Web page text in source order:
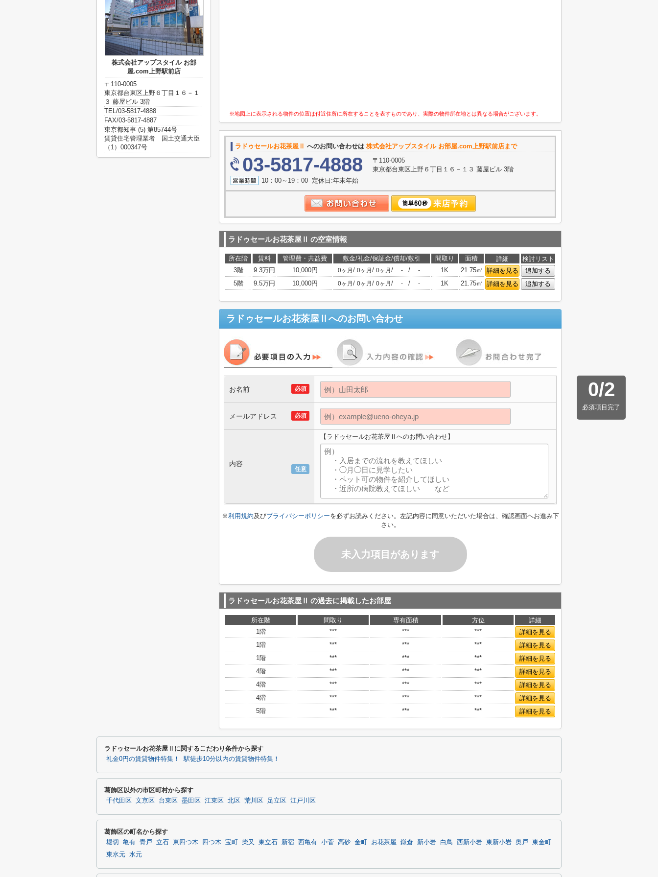
※地図上に表示される物件の位置は付近住所に所在することを表すものであり、実際の物件所在地とは異なる場合がございます。
ラドゥセールお花茶屋Ⅱ へのお問い合わせは 株式会社アップスタイル お部屋.com上野駅前店まで
03-5817-4888
〒110-0005
東京都台東区上野６丁目１６－１３ 藤屋ビル 3階
10：00～19：00 定休日:年末年始
ラドゥセールお花茶屋Ⅱ の空室情報
所在階 賃料 管理費・共益費 敷金/礼金/保証金/償却/敷引 間取り 面積 詳細
検討リスト
3階
9.3万円 10,000円 0ヶ月 / 0ヶ月 / 0ヶ月 / - / - 1K 21.75㎡ 詳細を見る
追加する
5階
9.5万円 10,000円 0ヶ月 / 0ヶ月 / 0ヶ月 / - / - 1K 21.75㎡ 詳細を見る 追加する
ラドゥセールお花茶屋Ⅱ へのお問い合わせ
0/2
必須項目完了
必須
お名前
必須
メールアドレス
任意
内容
【ラドゥセールお花茶屋Ⅱへのお問い合わせ】
※利用規約及びプライバシーポリシーを必ずお読みください。左記内容に同意いただいた場合は、確認画面へお進み下
さい。
未入力項目があります
ラドゥセールお花茶屋Ⅱ の過去に掲載したお部屋
所在階 間取り 専有面積 方位
詳細
1階
*** *** ***
詳細を見る
1階
*** *** ***
詳細を見る
1階
*** *** ***
詳細を見る
4階
*** *** ***
詳細を見る
4階
*** *** ***
詳細を見る
4階
*** *** ***
詳細を見る
5階
*** *** *** 詳細を見る
株式会社アップスタイル お部
屋.com上野駅前店
〒110-0005
東京都台東区上野６丁目１６－１
３ 藤屋ビル 3階
TEL/03-5817-4888
FAX/03-5817-4887
東京都知事 (5) 第85744号
賃貸住宅管理業者 国土交通大臣
（1）000347号
ラドゥセールお花茶屋Ⅱに関するこだわり条件から探す
礼金0円の賃貸物件特集！ 駅徒歩10分以内の賃貸物件特集！
葛飾区以外の市区町村から探す
千代田区 文京区 台東区 墨田区 江東区 北区 荒川区 足立区 江戸川区
葛飾区の町名から探す
堀切 亀有 青戸 立石 東四つ木 四つ木 宝町 柴又 東立石 新宿 西亀有 小菅 高砂 金町 お花茶屋 鎌倉 新小岩 白鳥 西新小岩 東新小岩 奥戸
東金町
東水元 水元